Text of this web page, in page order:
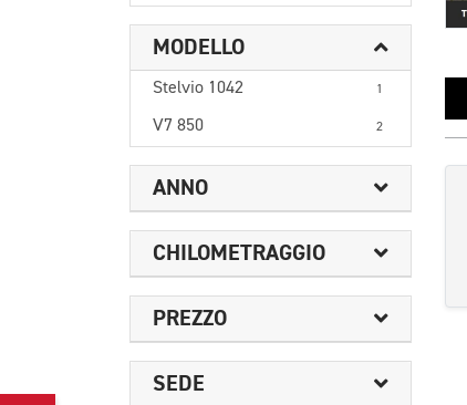
MODELLO
Stelvio 1042 1
V7 850 2
ANNO
CHILOMETRAGGIO
PREZZO
SEDE